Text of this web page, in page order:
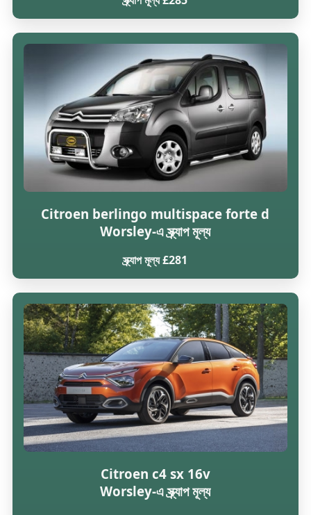
Citroen berlingo multispace forte d
Worsley-এ স্ক্র্যাপ মূল্য
স্ক্র্যাপ মূল্য £281
Citroen c4 sx 16v
Worsley-এ স্ক্র্যাপ মূল্য